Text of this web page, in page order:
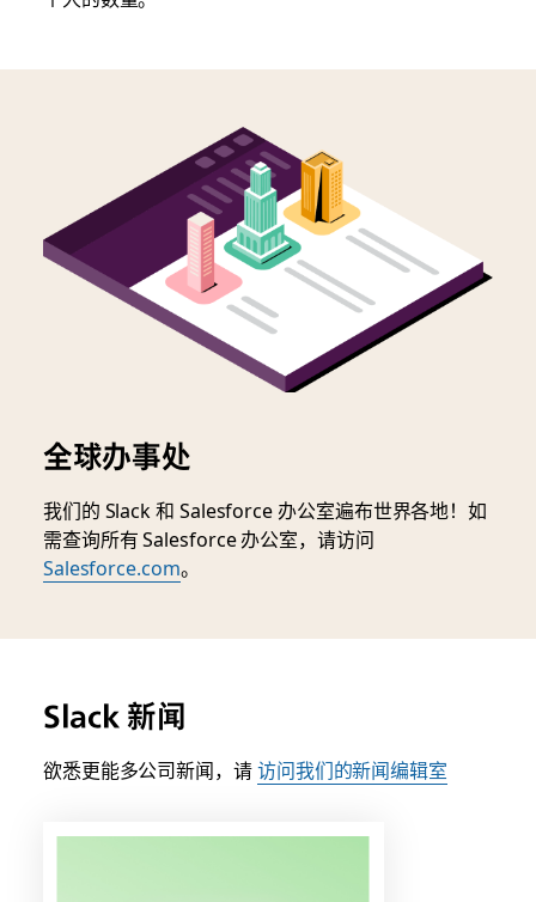
全球办事处
我们的 Slack 和 Salesforce 办公室遍布世界各地！如
需查询所有 Salesforce 办公室，请访问
Salesforce.com。
Slack 新闻
欲悉更能多公司新闻，请访问我们的新闻编辑室
链